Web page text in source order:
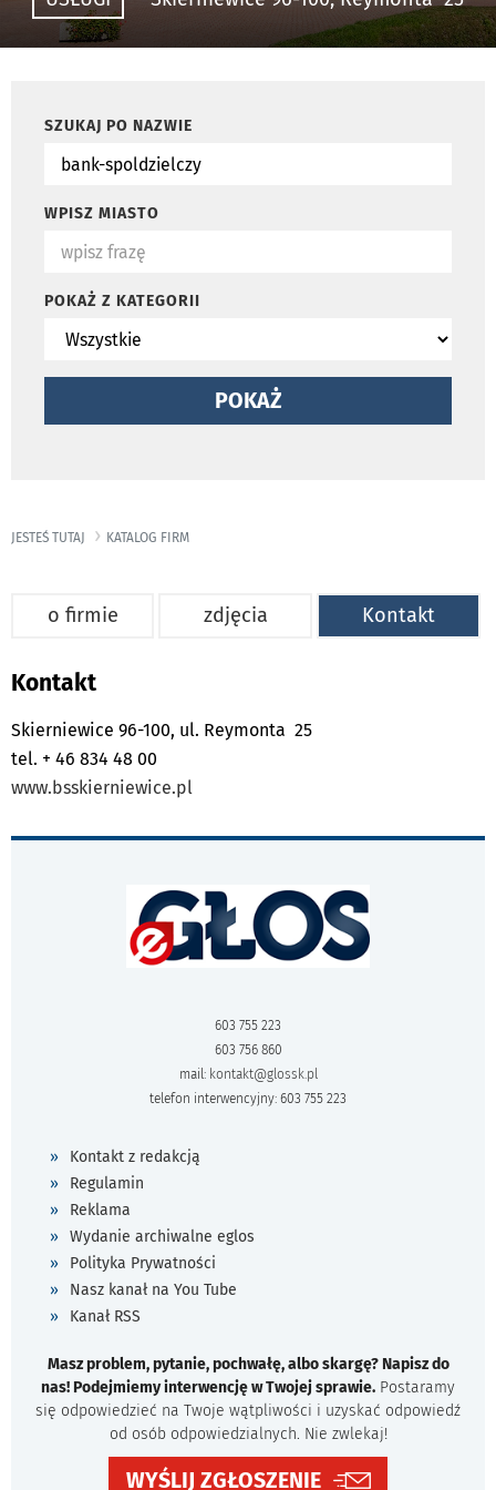
SZUKAJ PO NAZWIE
WPISZ MIASTO
POKAŻ Z KATEGORII
POKAŻ
JESTEŚ TUTAJ KATALOG FIRM
o firmie zdjęcia Kontakt
Kontakt
Skierniewice 96-100, ul. Reymonta 25
tel. + 46 834 48 00
www.bsskierniewice.pl
603 755 223
603 756 860
mail: kontakt@glossk.pl
telefon interwencyjny: 603 755 223
Kontakt z redakcją
Regulamin
Reklama
Wydanie archiwalne eglos
Polityka Prywatności
Nasz kanał na You Tube
Kanał RSS
Masz problem, pytanie, pochwałę, albo skargę? Napisz do
nas! Podejmiemy interwencję w Twojej sprawie. Postaramy
się odpowiedzieć na Twoje wątpliwości i uzyskać odpowiedź
od osób odpowiedzialnych. Nie zwlekaj!
WYŚLIJ ZGŁOSZENIE